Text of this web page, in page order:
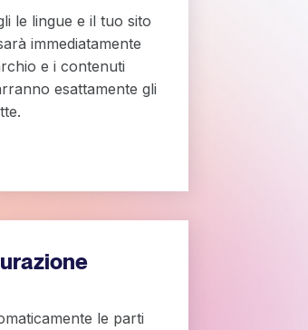
le lingue e il tuo sito
immediatamente
e i contenuti
esattamente gli
le parti